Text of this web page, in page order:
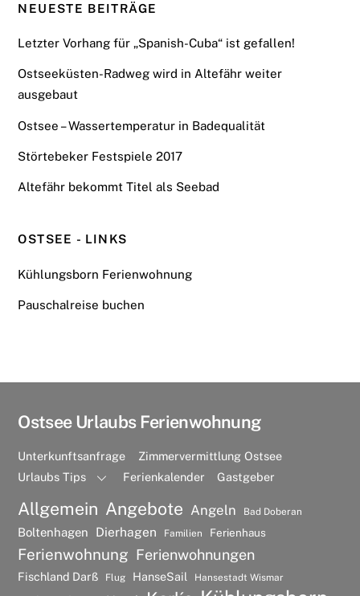
NEUESTE BEITRÄGE
Letzter Vorhang für „Spanish-Cuba“ ist gefallen!
Ostseeküsten-Radweg wird in Altefähr weiter
ausgebaut
Ostsee – Wassertemperatur in Badequalität
Störtebeker Festspiele 2017
Altefähr bekommt Titel als Seebad
OSTSEE - LINKS
Kühlungsborn Ferienwohnung
Pauschalreise buchen
Ostsee Urlaubs Ferienwohnung
Unterkunftsanfrage
Zimmervermittlung Ostsee
Urlaubs Tips
Ferienkalender Gastgeber
Allgemein Angebote Angeln Bad Doberan
Boltenhagen Dierhagen Familien Ferienhaus
Ferienwohnung Ferienwohnungen
Fischland Darß Flug HanseSail Hansestadt Wismar